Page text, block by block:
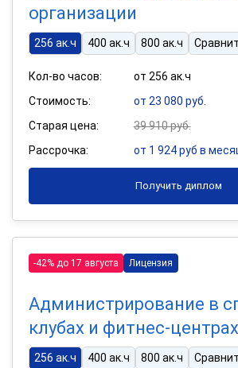
организации
256 ак.ч 400 ак.ч 800 ак.ч
Кол-во часов:
от 256 ак.ч
Стоимость:
от 23 080 руб.
Старая цена:
39 910 руб.
Рассрочка:
от 1 924 руб в
Получить диплом
-42% до 17 августа Лицензия
Администрирование в
клубах и фитнес-центрах
256 ак.ч 400 ак.ч 800 ак.ч